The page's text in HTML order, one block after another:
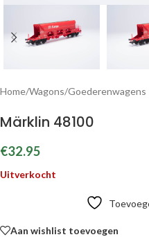
Home/Wagons/Goederenwagens
Märklin 48100
€32.95
Uitverkocht
Aan wishlist toevoegen